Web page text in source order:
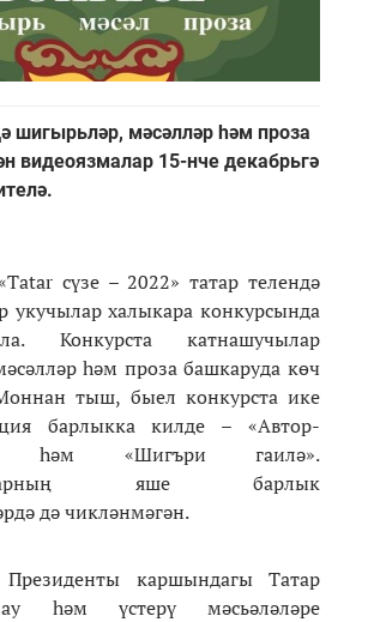
шигырьләр, мәсәлләр һәм проза
видеоязмалар 15-нче декабрьгә
сүзе – 2022» татар телендә
укучылар халыкара конкурсында
Конкурста катнашучылар
һәм проза башкаруда көч
тыш, быел конкурста ике
барлыкка килде – «Автор-
һәм «Шигъри гаилә».
яше барлык
дә чикләнмәгән.
каршындагы Татар
һәм үстерү мәсьәләләре